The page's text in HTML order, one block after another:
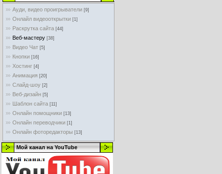
Ауди, видео проигрыватели [9]
Онлайл видеооткрытки [1]
Раскрутка сайта [44]
Веб-мастеру [38]
Видео Чат [5]
Кнопки [16]
Хостинг [4]
Анимация [20]
Слайд-шоу [2]
Веб-дизайн [5]
Шаблон сайта [11]
Онлайн помощники [13]
Онлайн переводчики [1]
Онлайн фоторедакторы [13]
Мой канал на YouTube